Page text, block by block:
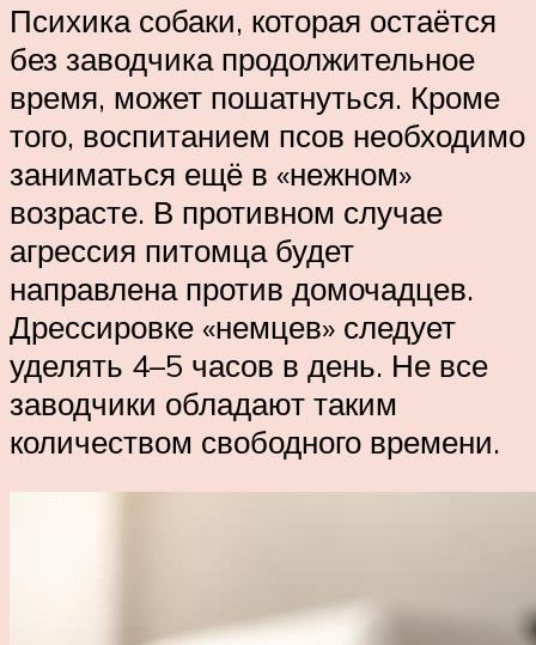
Психика собаки, которая остаётся
без заводчика продолжительное
время, может пошатнуться. Кроме
того, воспитанием псов необходимо
заниматься ещё в «нежном»
возрасте. В противном случае
агрессия питомца будет
направлена против домочадцев.
Дрессировке «немцев» следует
уделять 4–5 часов в день. Не все
заводчики обладают таким
количеством свободного времени.